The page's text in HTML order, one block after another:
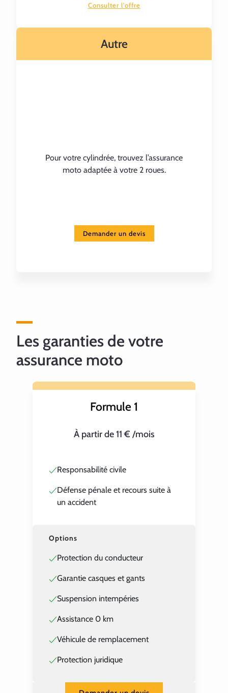
Consulter l'offre
Autre
Pour votre cylindrée, trouvez l’assurance
moto adaptée à votre 2 roues.
Demander un devis
Les garanties de votre
assurance moto
Formule 1
À partir de 11 € /mois
Responsabilité civile
Défense pénale et recours suite à
un accident
Options
Protection du conducteur
Garantie casques et gants
Suspension intempéries
Assistance 0 km
Véhicule de remplacement
Protection juridique